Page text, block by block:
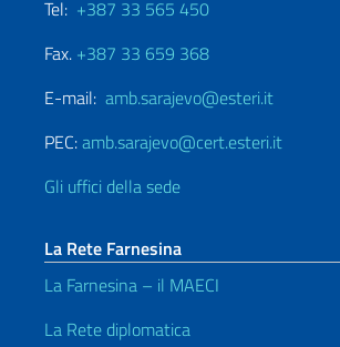
Tel: +387 33 565 450
Fax. +387 33 659 368
E-mail: amb.sarajevo@esteri.it
PEC:amb.sarajevo@cert.esteri.it
Gli uffici della sede
La Rete Farnesina
La Farnesina – il MAECI
La Rete diplomatica